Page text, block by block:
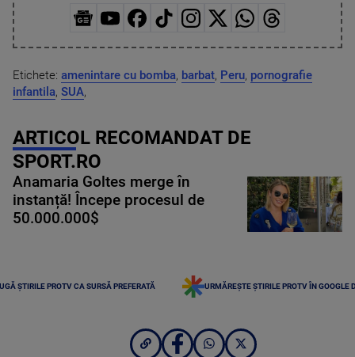
Etichete: amenintare cu bomba, barbat, Peru, pornografie
infantila, SUA,
ARTICOL RECOMANDAT DE
SPORT.RO
Anamaria Goltes merge în
instanță! Începe procesul de
50.000.000$
ȘTIRILE PROTV CA SURSĂ PREFERATĂ URMĂREȘTE ȘTIRILE PROTV ÎN GOOGLE